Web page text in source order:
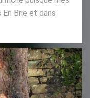
Brie et dans